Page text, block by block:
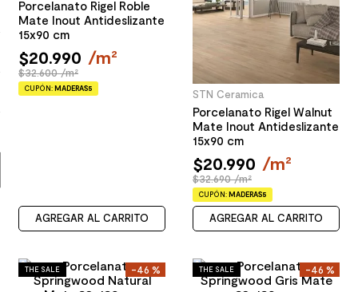
9. spc
10. columna ducha
Porcelanato Rigel Roble
Mate Inout Antideslizante
15x90 cm
$20.990 /m²
$32.600 /m²
CUPÓN:MADERAS5
AGREGAR AL CARRITO
STN Ceramica
Porcelanato Rigel Walnut
Mate Inout Antideslizante
15x90 cm
$20.990 /m²
$32.690 /m²
CUPÓN:MADERAS5
AGREGAR AL CARRITO
-46 %
THE SALE -46 %
THE SALE